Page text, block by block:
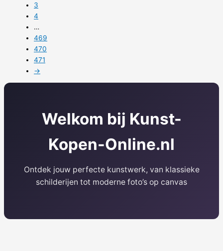
3
4
…
469
470
471
→
Welkom bij Kunst-
Kopen-Online.nl
Ontdek jouw perfecte kunstwerk, van klassieke
schilderijen tot moderne foto’s op canvas